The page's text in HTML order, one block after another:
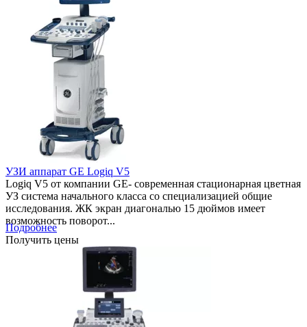
УЗИ аппарат GE Logiq V5
Logiq V5 от компании GE- современная стационарная цветная
УЗ система начального класса со специализацией общие
исследования. ЖК экран диагональю 15 дюймов имеет
возможность поворот...
Подробнее
Получить цены